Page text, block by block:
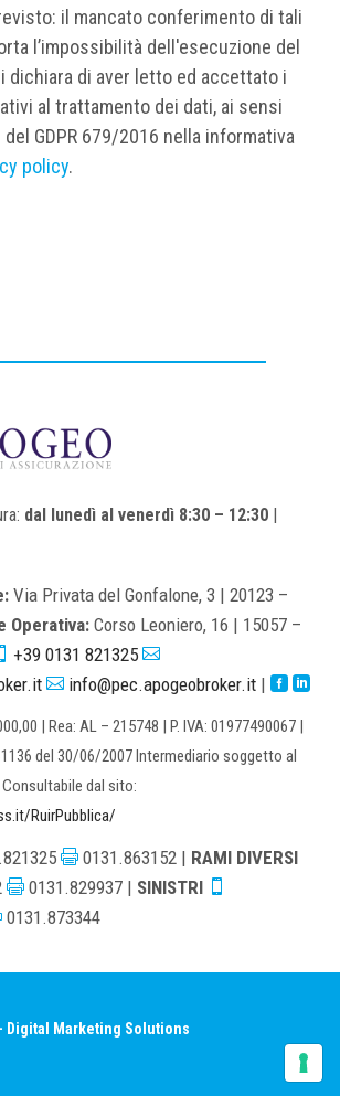
il mancato conferimento di tali
l’impossibilità dell'esecuzione del
dichiara di aver letto ed accettato i
al trattamento dei dati, ai sensi
del GDPR 679/2016 nella informativa
policy.
dal lunedì al venerdì 8:30 – 12:30
Via Privata del Gonfalone, 3 | 20123 –
Operativa: Corso Leoniero, 16 | 15057 –
+39 0131 821325 
 info@pec.apogeobroker.it | 
| Rea: AL – 215748 | P. IVA: 01977490067 |
del 30/06/2007 Intermediario soggetto al
dal sito:
RuirPubblica/
 0131.863152 | RAMI DIVERSI
 0131.829937 | SINISTRI 
0131.873344
Digital Marketing Solutions